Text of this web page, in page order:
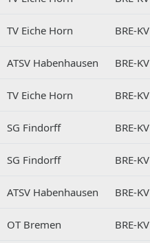
TV Eiche Horn BRE-
ATSV Habenhausen BRE-
TV Eiche Horn BRE-
SG Findorff BRE-
SG Findorff BRE-
ATSV Habenhausen BRE-
OT Bremen BRE-